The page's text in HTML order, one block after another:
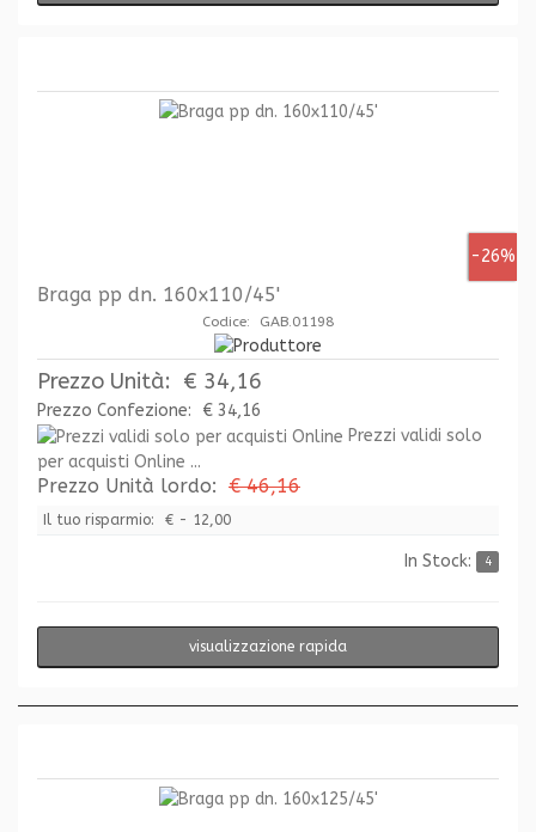
-26%
Braga pp dn. 160x110/45'
Codice: GAB.01198
Prezzo Unità: € 34,16
Prezzo Confezione:
€ 34,16
Prezzi validi solo
per acquisti Online ...
Prezzo Unità lordo: € 46,16
Il tuo risparmio: € - 12,00
In Stock: 4
visualizzazione rapida